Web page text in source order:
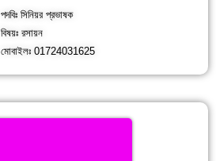
পদবিঃ সিনিয়র প্রভাষক
বিষয়ঃ রসায়ন
মোবাইলঃ 01724031625